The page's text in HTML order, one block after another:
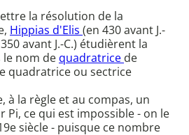
la résolution de la
Hippias d'Elis (en 430 avant J.-
avant J.-C.) étudièrent la
nom de quadratrice de
quadratrice ou sectrice
à la règle et au compas, un
Pi, ce qui est impossible - on le
siècle - puisque ce nombre